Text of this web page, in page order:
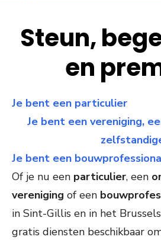
Steun,
en
Je bent een particulier
Je bent een vereniging,
Je bent een
Of je nu een particulier, een
vereniging of een
in Sint-Gillis en in het
gratis diensten beschikbaar